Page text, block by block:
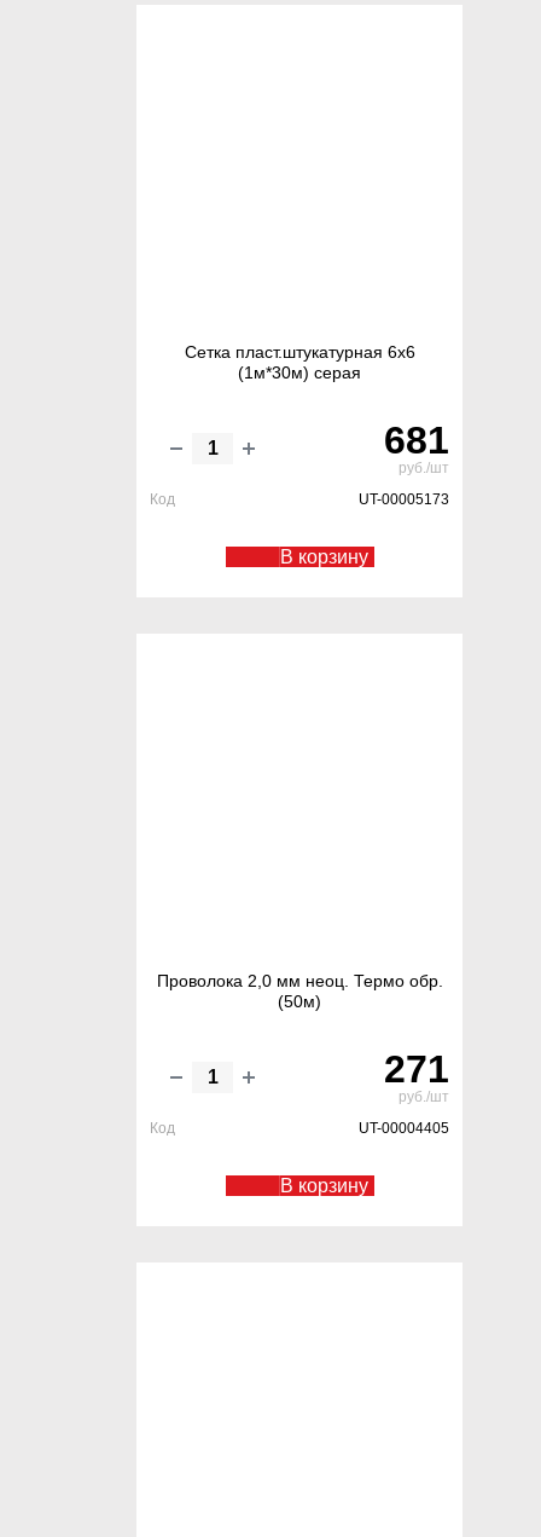
Сетка пласт.штукатурная 6х6
(1м*30м) серая
681
руб./шт
Код
UT-00005173
В корзину
Проволока 2,0 мм неоц. Термо обр.
(50м)
271
руб./шт
Код
UT-00004405
В корзину